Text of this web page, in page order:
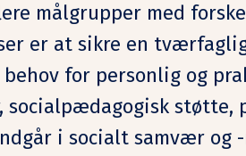
målgrupper med
er at sikre en
for personlig og
socialpædagogisk støtte,
i socialt samvær